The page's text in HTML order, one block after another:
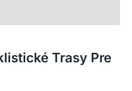
Trasy Pre